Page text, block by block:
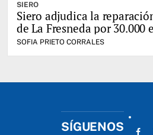
SIERO
Siero adjudica la
de La Fresneda por 30.000
SOFIA PRIETO CORRALES
SÍGUENOS